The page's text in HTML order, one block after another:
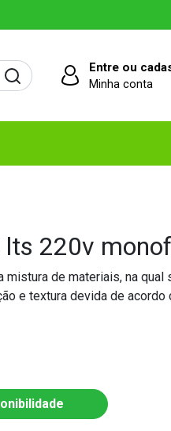
Entre ou
Minha conta
lts 220v
mistura de materiais, na qual
e textura devida de acordo